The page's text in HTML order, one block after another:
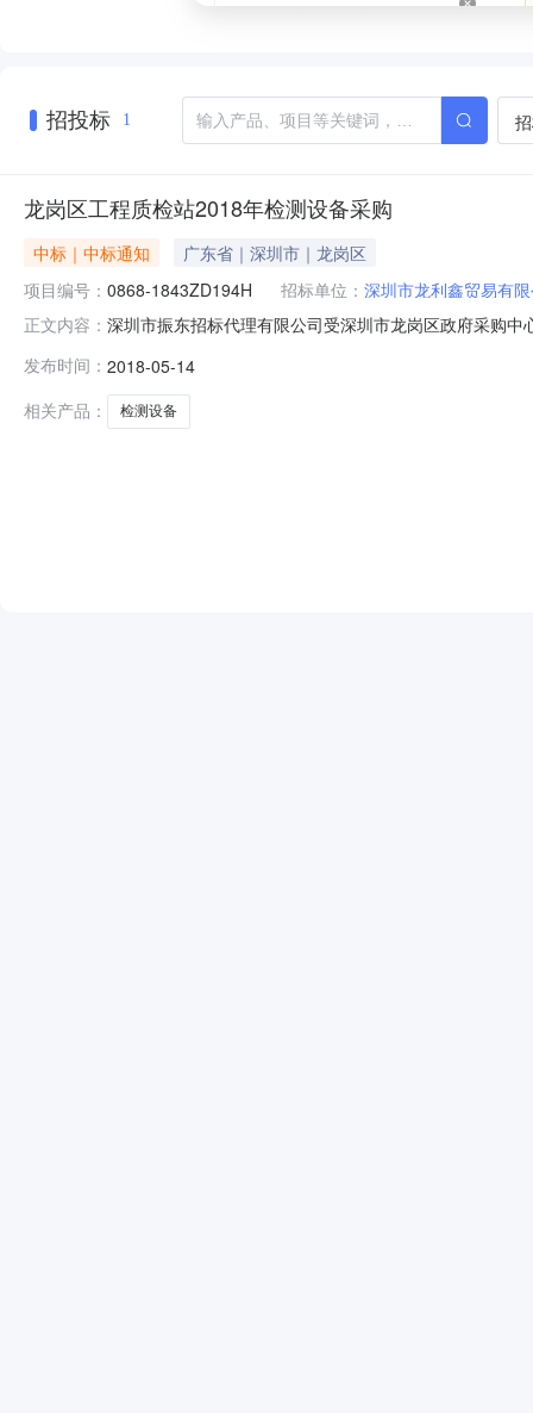
招投标 1
龙岗区工程质检站2018年检测设备采购
中标｜中标通知
广东省｜深圳市｜龙岗区
项目编号： 0868-1843ZD194H 招标单位： 深圳市龙利鑫贸易有
正文内容： 深圳市振东招标代理有限公司受深圳市龙岗区政府采购
格2深圳市辉鸿达实验设备仪器有限公司￥793,090.00合
发布时间： 2018-05-14
相关产品：
检测设备